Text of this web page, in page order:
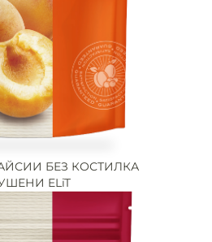
БЕЗ КОСТИЛКА
ELiT